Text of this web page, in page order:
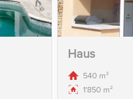
Haus
540 m²
1'850 m²